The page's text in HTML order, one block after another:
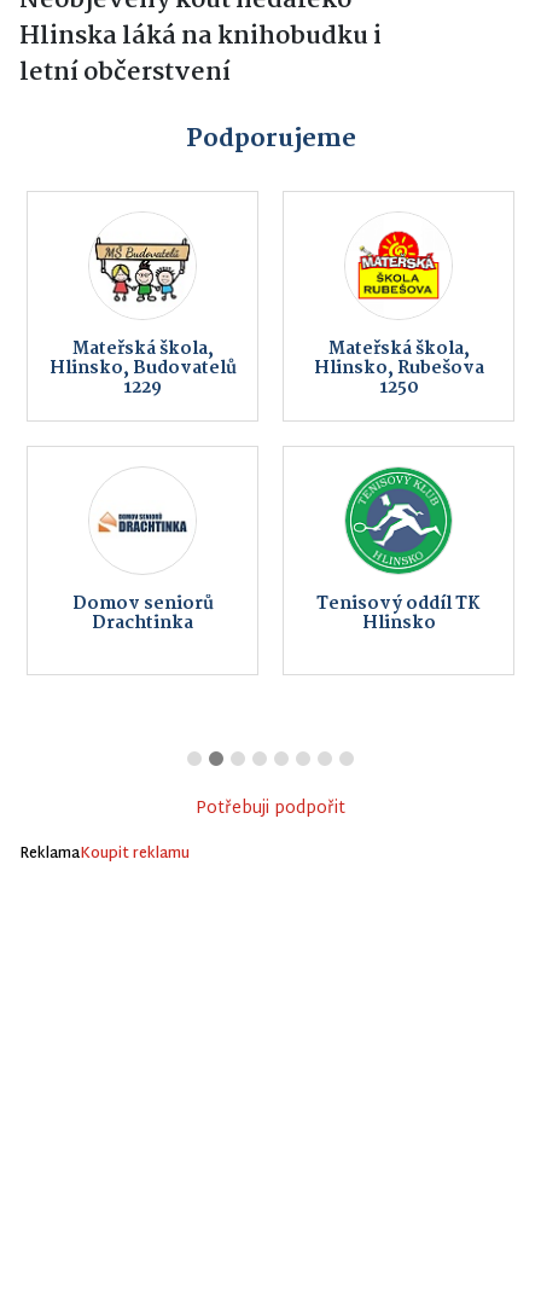
Hlinska láká na knihobudku i
letní občerstvení
Podporujeme
Mateřská škola,
Hlinsko, Budovatelů
1229
Mateřská škola,
Hlinsko, Rubešova
1250
Domov seniorů
Drachtinka
Tenisový oddíl TK
Hlinsko
Potřebuji podpořit
ReklamaKoupit reklamu